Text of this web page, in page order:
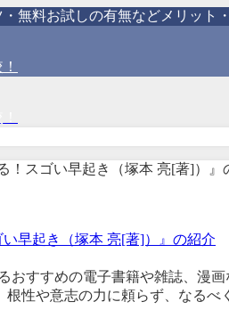
無料お試しの有無などメリット
早起き（塚本 亮[著]）』の紹介
すすめの電子書籍や雑誌、漫
性や意志の力に頼らず、なる